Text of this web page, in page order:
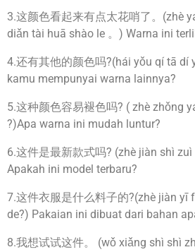
3.这颜色看起来有点太花哨了。(zhè
diǎn tài huā shào le 。) Warna ini
4.还有其他的颜色吗?(hái yǒu qí tā dí
kamu mempunyai warna lainnya?
5.这种颜色容易褪色吗? ( zhè zhǒng
?)Apa warna ini mudah luntur?
6.这件是最新款式吗? (zhè jiàn shì
Apakah ini model terbaru?
7.这件衣服是什么料子的?(zhè jiàn yī
de?) Pakaian ini dibuat dari bahan
8.我想试试这件。 (wǒ xiǎng shì shì